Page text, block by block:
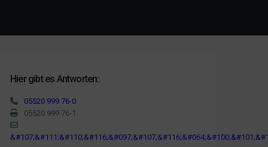
Hier gibt es Antworten:
05520 999 76-0
05520 999 76-1